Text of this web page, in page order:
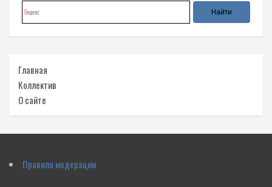
Главная
Коллектив
О сайте
Правила модерации